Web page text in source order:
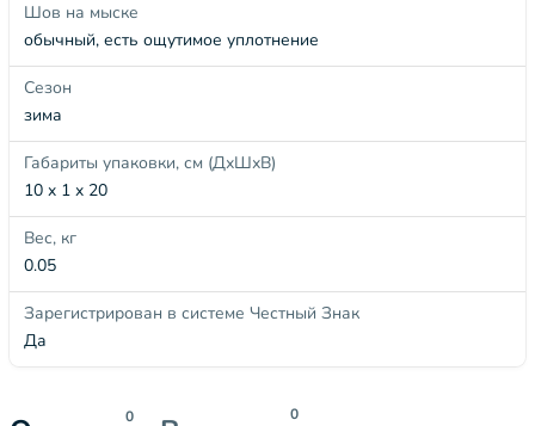
Шов на мыске
обычный, есть ощутимое уплотнение
Сезон
зима
Габариты упаковки, см (ДхШхВ)
10 x 1 x 20
Вес, кг
0.05
Зарегистрирован в системе Честный Знак
Да
0 0